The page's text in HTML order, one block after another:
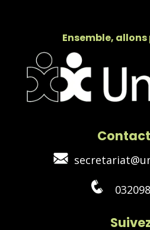
Ensemble, allons